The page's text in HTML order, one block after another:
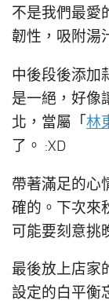
不是我們最愛
韌性，吸附湯
中後段後添加
是一絕，好像
北，當屬「 林
了。 :XD
帶著滿足的心
確的。下次來
可能要刻意挑
最後放上店家
設定的白平衡